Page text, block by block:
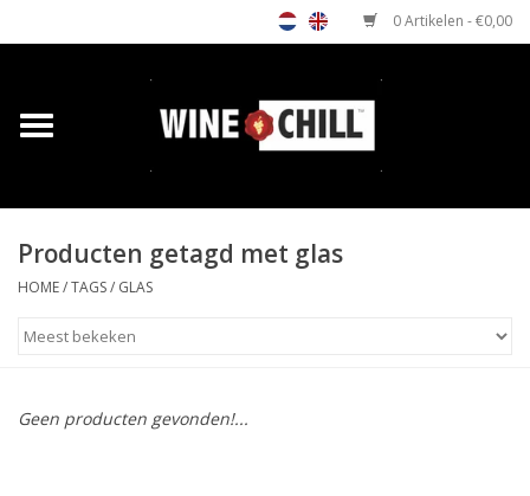
0 Artikelen - €0,00
Home
Relatiegeschenken
Producten getagd met glas
HOME/TAGS/ GLAS
Geen producten gevonden!...